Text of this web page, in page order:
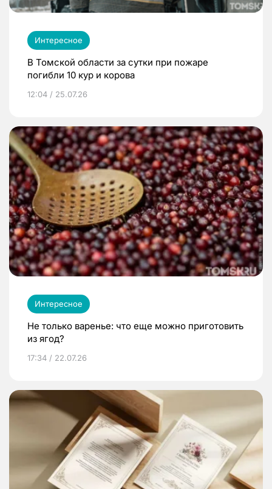
Интересное
В Томской области за сутки при пожаре
погибли 10 кур и корова
12:04 / 25.07.26
Интересное
Не только варенье: что еще можно приготовить
из ягод?
17:34 / 22.07.26